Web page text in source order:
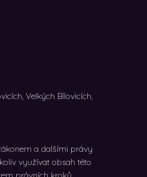
Velkých Bílovicích,
a dalšími právy
využívat obsah této